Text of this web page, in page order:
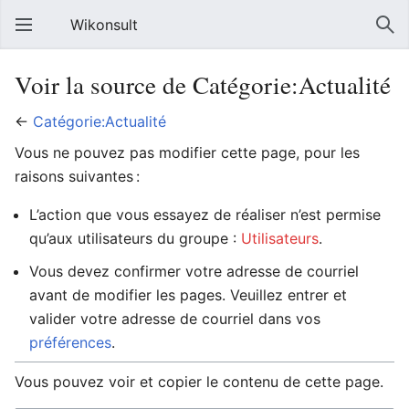
Wikonsult
Voir la source de Catégorie:Actualité
← Catégorie:Actualité
Vous ne pouvez pas modifier cette page, pour les
raisons suivantes :
L’action que vous essayez de réaliser n’est permise
qu’aux utilisateurs du groupe : Utilisateurs.
Vous devez confirmer votre adresse de courriel
avant de modifier les pages. Veuillez entrer et
valider votre adresse de courriel dans vos
préférences.
Vous pouvez voir et copier le contenu de cette page.